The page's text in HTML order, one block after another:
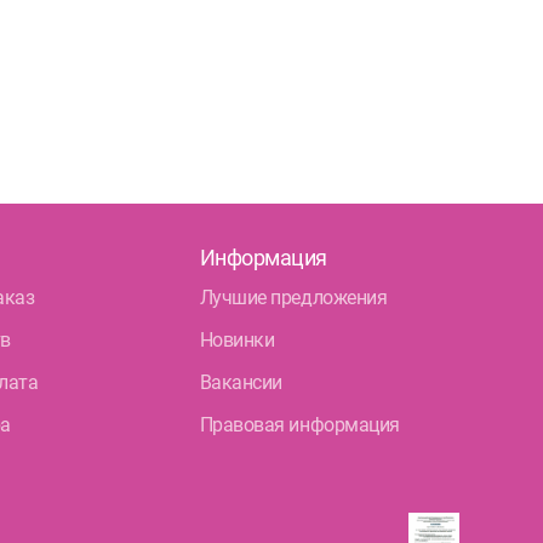
Информация
Лучшие предложения
Новинки
Вакансии
Правовая информация